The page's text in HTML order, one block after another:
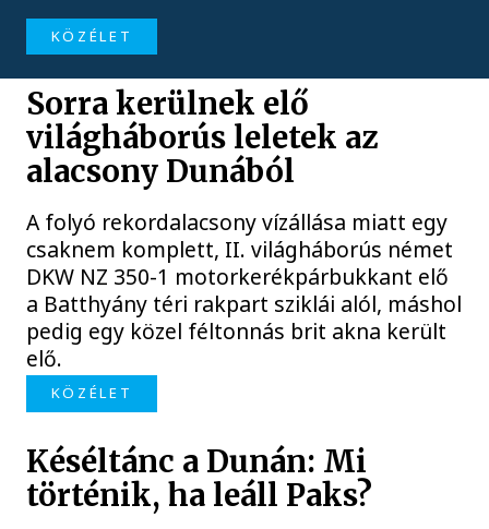
KÖZÉLET
Sorra kerülnek elő
világháborús leletek az
alacsony Dunából
A folyó rekordalacsony vízállása miatt egy
csaknem komplett, II. világháborús német
DKW NZ 350-1 motorkerékpárbukkant elő
a Batthyány téri rakpart sziklái alól, máshol
pedig egy közel féltonnás brit akna került
elő.
KÖZÉLET
Késéltánc a Dunán: Mi
történik, ha leáll Paks?